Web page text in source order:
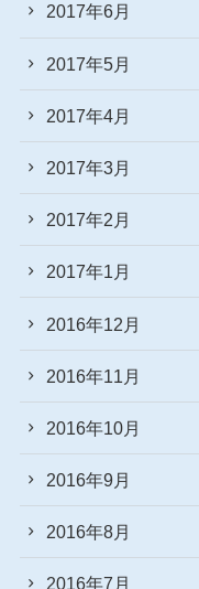
2017年6月
2017年5月
2017年4月
2017年3月
2017年2月
2017年1月
2016年12月
2016年11月
2016年10月
2016年9月
2016年8月
2016年7月